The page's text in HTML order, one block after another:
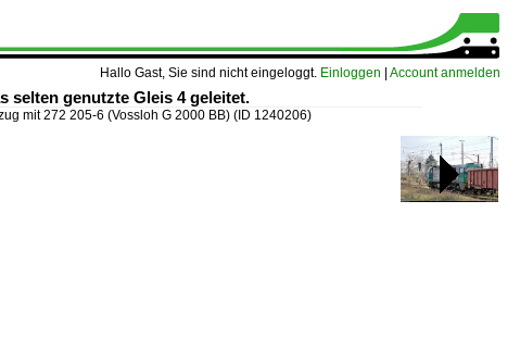
Hallo Gast, Sie sind nicht eingeloggt. Einloggen Account anmelden
selten genutzte Gleis 4 geleitet.
mit 272 205-6 (Vossloh G 2000 BB) (ID 1240206)